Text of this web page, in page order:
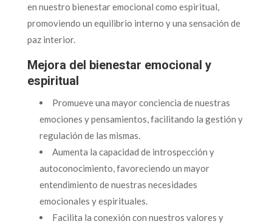
en nuestro bienestar emocional como espiritual,
promoviendo un equilibrio interno y una sensación de
paz interior.
Mejora del bienestar emocional y
espiritual
Promueve una mayor conciencia de nuestras
emociones y pensamientos, facilitando la gestión y
regulación de las mismas.
Aumenta la capacidad de introspección y
autoconocimiento, favoreciendo un mayor
entendimiento de nuestras necesidades
emocionales y espirituales.
Facilita la conexión con nuestros valores y